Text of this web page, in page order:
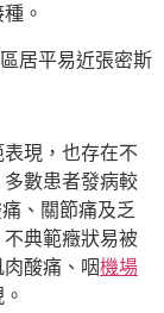
。
居平易近張密斯
現，也存在不
數患者發病較
痛、關節痛及乏
典範癥狀易被
酸痛、咽機場